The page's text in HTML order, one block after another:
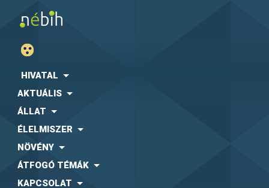
HIVATAL
AKTUÁLIS
ÁLLAT
ÉLELMISZER
NÖVÉNY
ÁTFOGÓ TÉMÁK
KAPCSOLAT